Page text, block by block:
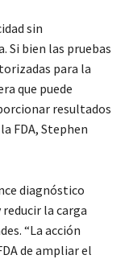
sin
Si bien las pruebas
para la
que puede
resultados
FDA, Stephen
diagnóstico
la carga
“La acción
de ampliar el